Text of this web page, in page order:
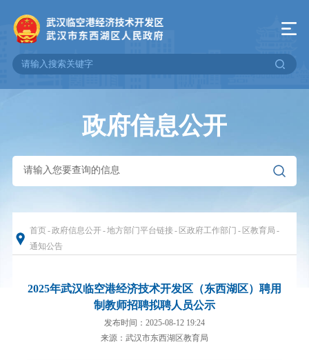
政府信息公开
首页-政府信息公开-地方部门平台链接- 区政府工作部门 - 区教育局 -
通知公告
2025年武汉临空港经济技术开发区（东西湖区）聘用
制教师招聘拟聘人员公示
发布时间：2025-08-12 19:24
来源：武汉市东西湖区教育局